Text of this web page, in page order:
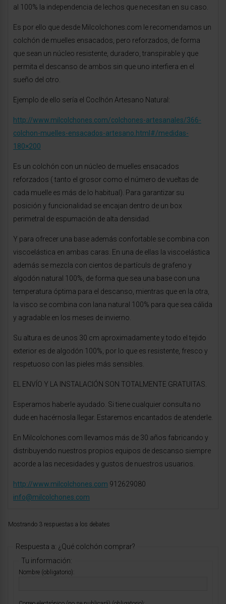
al 100% la independencia de lechos que necesitan en su caso.
Es por ello que desde Milcolchones.com le recomendamos un
colchón de muelles ensacados, pero reforzados, de forma
que sean un núcleo resistente, duradero, transpirable y que
permita el descanso de ambos sin que uno interfiera en el
sueño del otro.
Ejemplo de ello sería el Coclhón Artesano Natural:
http://www.milcolchones.com/colchones-artesanales/366-
colchon-muelles-ensacados-artesano.html#/medidas-
180×200
Es un colchón con un núcleo de muelles ensacados
reforzados ( tanto el grosor como el número de vueltas de
cada muelle es más de lo habitual). Para garantizar su
posición y funcionalidad se encajan dentro de un box
perimetral de espumación de alta densidad.
Y para ofrecer una base además confortable se combina con
viscoelástica en ambas caras. En una de ellas la viscoelástica
además se mezcla con cientos de partículs de grafeno y
algodón natural 100%, de forma que sea una base con una
temperatura óptima para el descanso, mientras que en la otra,
la visco se combina con lana natural 100% para que sea cálida
y agradable en los meses de invierno.
Su altura es de unos 30 cm aproximadamente y todo el tejido
exterior es de algodón 100%, por lo que es resistente, fresco y
respetuoso con las pieles más sensibles.
EL ENVÍO Y LA INSTALACIÓN SON TOTALMENTE GRATUITAS.
Esperamos haberle ayudado. Si tiene cualquier consulta no
dude en hacérnosla llegar. Estaremos encantados de atenderle.
En Milcolchones.com llevamos más de 30 años fabricando y
distribuyendo nuestros propios equipos de descanso siempre
acorde a las necesidades y gustos de nuestros usuarios.
http://www.milcolchones.com 912629080
info@milcolchones.com
Mostrando 3 respuestas a los debates
Respuesta a: ¿Qué colchón comprar?
Tu información:
Nombre (obligatorio):